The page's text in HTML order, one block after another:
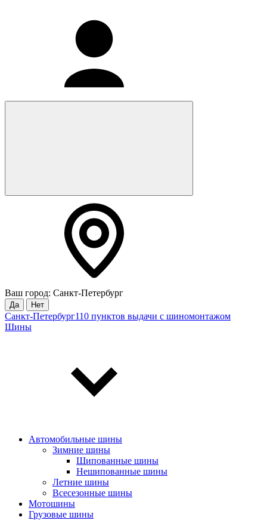
Ваш город: Санкт-Петербург
Да Нет
Санкт-Петербург110 пунктов выдачи с шиномонтажом
Шины
Автомобильные шины
Зимние шины
Шипованные шины
Нешипованные шины
Летние шины
Всесезонные шины
Мотошины
Грузовые шины